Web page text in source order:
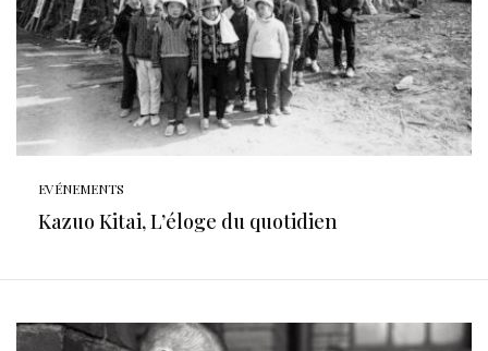
EVÉNEMENTS
Kazuo Kitai, L’éloge du quotidien